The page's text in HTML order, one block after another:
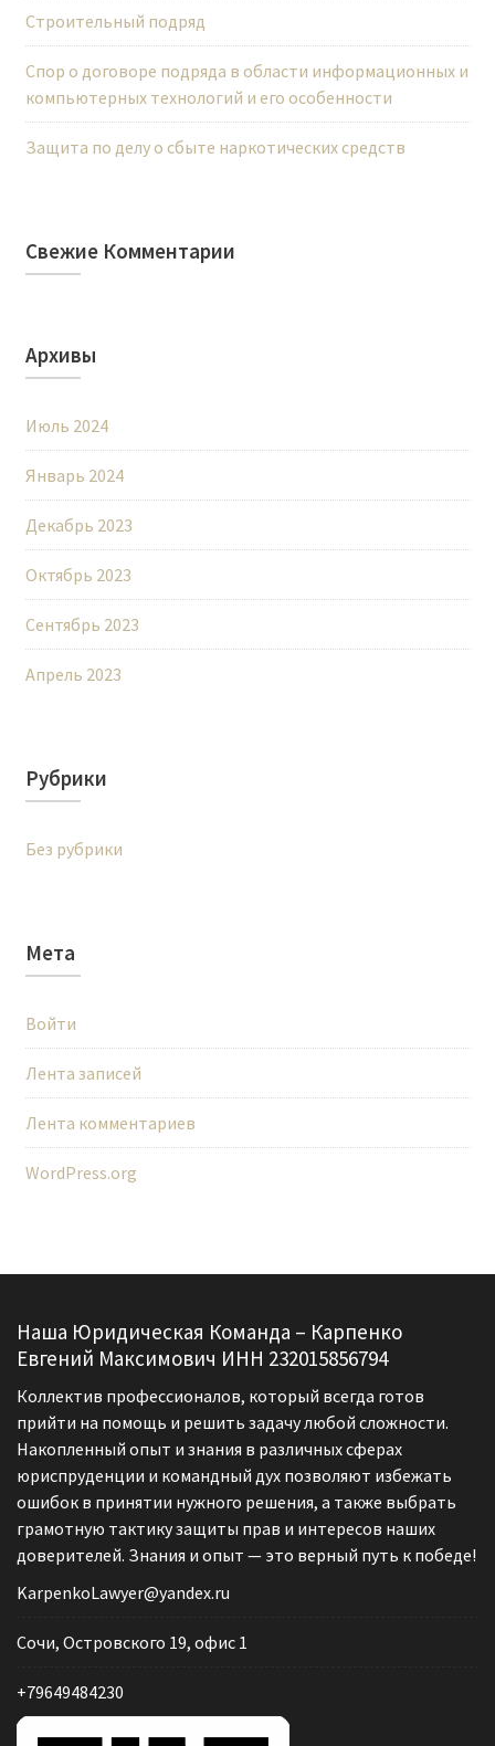
Строительный подряд
Спор о договоре подряда в области информационных и
компьютерных технологий и его особенности
Защита по делу о сбыте наркотических средств
Свежие Комментарии
Архивы
Июль 2024
Январь 2024
Декабрь 2023
Октябрь 2023
Сентябрь 2023
Апрель 2023
Рубрики
Без рубрики
Мета
Войти
Лента записей
Лента комментариев
WordPress.org
Наша Юридическая Команда – Карпенко
Евгений Максимович ИНН 232015856794
Коллектив профессионалов, который всегда готов
прийти на помощь и решить задачу любой сложности.
Накопленный опыт и знания в различных сферах
юриспруденции и командный дух позволяют избежать
ошибок в принятии нужного решения, а также выбрать
грамотную тактику защиты прав и интересов наших
доверителей. Знания и опыт — это верный путь к победе!
KarpenkoLawyer@yandex.ru
Сочи, Островского 19, офис 1
+79649484230